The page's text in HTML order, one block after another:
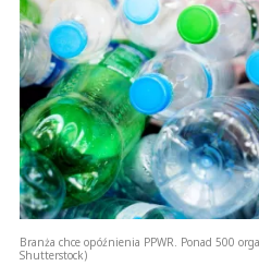
Branża chce opóźnienia PPWR. Ponad 500
Shutterstock)